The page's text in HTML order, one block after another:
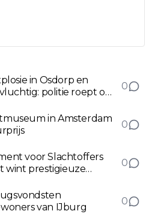
in Osdorp en
politie roept op
0
in Amsterdam
0
voor Slachtoffers
wint prestigieuze
0
van IJburg
0